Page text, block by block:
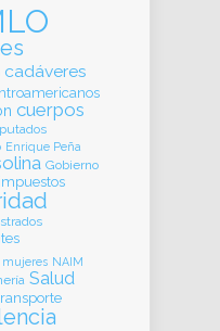
cadáveres
cuerpos
Enrique Peña
Gobierno
impuestos
mujeres NAIM
Salud